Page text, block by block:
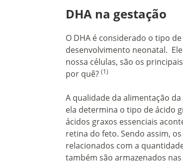
DHA na gestação
O DHA é considerado o tipo
desenvolvimento neonatal.
nossa células, são os
por quê? (1)
A qualidade da alimentação
ela determina o tipo de ácido
ácidos graxos essenciais
retina do feto. Sendo assim,
relacionados com a
também são armazenados